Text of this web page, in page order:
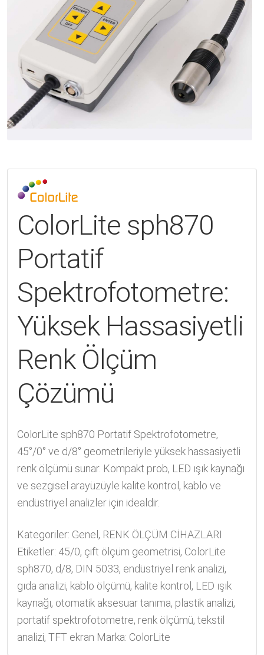
ColorLite sph870
Portatif
Spektrofotometre:
Yüksek Hassasiyetli
Renk Ölçüm
Çözümü
ColorLite sph870 Portatif Spektrofotometre,
45°/0° ve d/8° geometrileriyle yüksek hassasiyetli
renk ölçümü sunar. Kompakt prob, LED ışık kaynağı
ve sezgisel arayüzüyle kalite kontrol, kablo ve
endüstriyel analizler için idealdir.
Kategoriler: Genel , RENK ÖLÇÜM CİHAZLARI
Etiketler: 45/0, çift ölçüm geometrisi, ColorLite
sph870, d/8, DIN 5033, endüstriyel renk analizi,
gıda analizi, kablo ölçümü, kalite kontrol , LED ışık
kaynağı, otomatik aksesuar tanıma, plastik analizi,
portatif spektrofotometre, renk ölçümü, tekstil
analizi, TFT ekran Marka: ColorLite